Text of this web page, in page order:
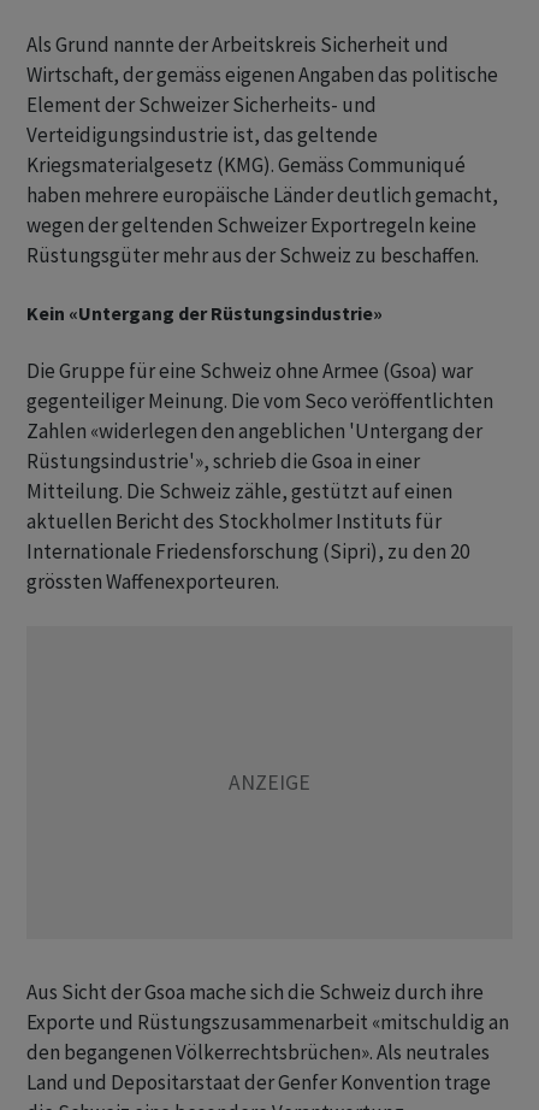
Als Grund nannte der Arbeitskreis Sicherheit und
Wirtschaft, der gemäss eigenen Angaben das politische
Element der Schweizer Sicherheits- und
Verteidigungsindustrie ist, das geltende
Kriegsmaterialgesetz (KMG). Gemäss Communiqué
haben mehrere europäische Länder deutlich gemacht,
wegen der geltenden Schweizer Exportregeln keine
Rüstungsgüter mehr aus der Schweiz zu beschaffen.
Kein «Untergang der Rüstungsindustrie»
Die Gruppe für eine Schweiz ohne Armee (Gsoa) war
gegenteiliger Meinung. Die vom Seco veröffentlichten
Zahlen «widerlegen den angeblichen 'Untergang der
Rüstungsindustrie'», schrieb die Gsoa in einer
Mitteilung. Die Schweiz zähle, gestützt auf einen
aktuellen Bericht des Stockholmer Instituts für
Internationale Friedensforschung (Sipri), zu den 20
grössten Waffenexporteuren.
Aus Sicht der Gsoa mache sich die Schweiz durch ihre
Exporte und Rüstungszusammenarbeit «mitschuldig an
den begangenen Völkerrechtsbrüchen». Als neutrales
Land und Depositarstaat der Genfer Konvention trage